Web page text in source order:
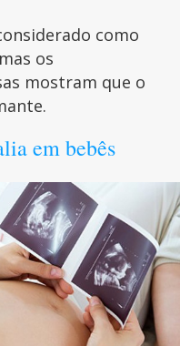
como
os
mostram que o
em bebês